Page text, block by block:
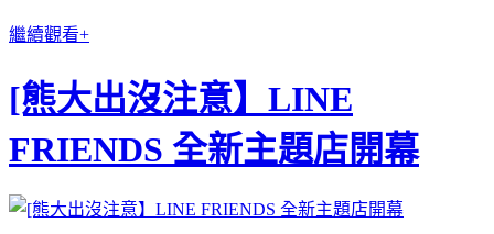
繼續觀看+
[熊大出沒注意】LINE
FRIENDS 全新主題店開幕